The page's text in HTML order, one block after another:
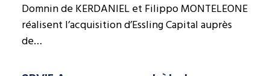
Domnin de KERDANIEL et Filippo MONTELEONE
réalisent l’acquisition d’Essling Capital auprès
de…